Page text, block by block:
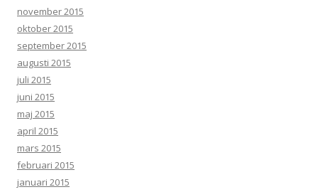
november 2015
oktober 2015
september 2015
augusti 2015
juli 2015
juni 2015
maj 2015
april 2015
mars 2015
februari 2015
januari 2015